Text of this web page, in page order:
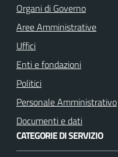
b
e
Organi di Governo
Aree Amministrative
Uffici
Enti e fondazioni
Politici
Personale Amministrativo
Documenti e dati
CATEGORIE DI SERVIZIO